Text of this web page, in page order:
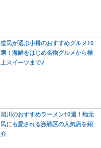
道民が選ぶ小樽のおすすめグルメ10
選！海鮮をはじめ名物グルメから極
上スイーツまで♪
旭川のおすすめラーメン10選！地元
民にも愛される激戦区の人気店を紹
介